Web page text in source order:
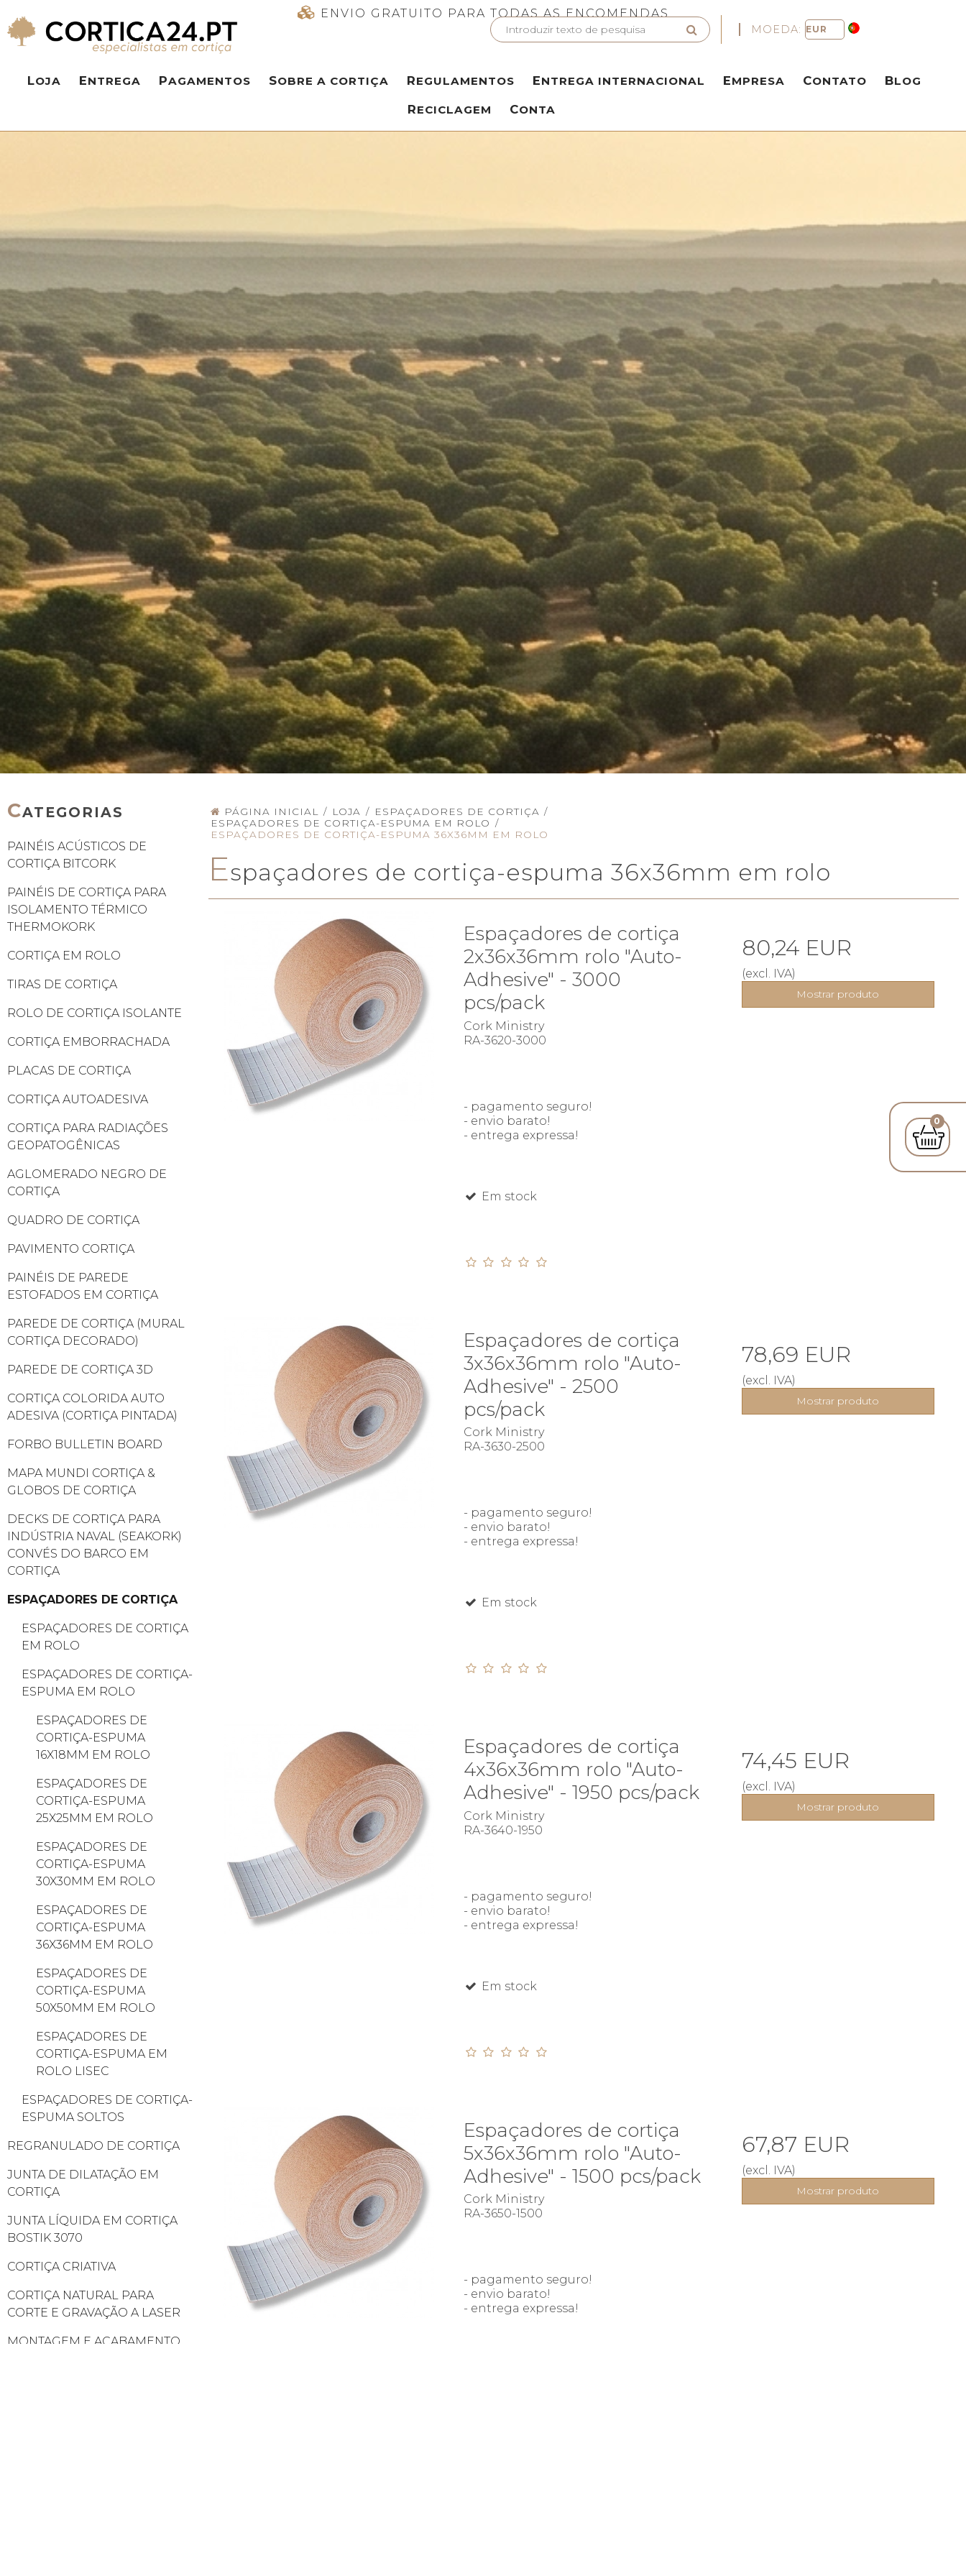
ENVIO GRATUITO PARA TODAS AS ENCOMENDAS
0
MOEDA:
LOJA ENTREGA PAGAMENTOS SOBRE A CORTIÇA REGULAMENTOS ENTREGA INTERNACIONAL EMPRESA CONTATO BLOG
RECICLAGEM CONTA
CATEGORIAS
PAINÉIS ACÚSTICOS DE
CORTIÇA BITCORK
PAINÉIS DE CORTIÇA PARA
ISOLAMENTO TÉRMICO
THERMOKORK
CORTIÇA EM ROLO
TIRAS DE CORTIÇA
ROLO DE CORTIÇA ISOLANTE
CORTIÇA EMBORRACHADA
PLACAS DE CORTIÇA
CORTIÇA AUTOADESIVA
CORTIÇA PARA RADIAÇÕES
GEOPATOGÊNICAS
AGLOMERADO NEGRO DE
CORTIÇA
QUADRO DE CORTIÇA
PAVIMENTO CORTIÇA
PAINÉIS DE PAREDE
ESTOFADOS EM CORTIÇA
PAREDE DE CORTIÇA (MURAL
CORTIÇA DECORADO)
PAREDE DE CORTIÇA 3D
CORTIÇA COLORIDA AUTO
ADESIVA (CORTIÇA PINTADA)
FORBO BULLETIN BOARD
MAPA MUNDI CORTIÇA &
GLOBOS DE CORTIÇA
DECKS DE CORTIÇA PARA
INDÚSTRIA NAVAL (SEAKORK)
CONVÉS DO BARCO EM
CORTIÇA
ESPAÇADORES DE CORTIÇA
ESPAÇADORES DE CORTIÇA
EM ROLO
ESPAÇADORES DE CORTIÇA-
ESPUMA EM ROLO
ESPAÇADORES DE
CORTIÇA-ESPUMA
16X18MM EM ROLO
ESPAÇADORES DE
CORTIÇA-ESPUMA
25X25MM EM ROLO
ESPAÇADORES DE
CORTIÇA-ESPUMA
30X30MM EM ROLO
ESPAÇADORES DE
CORTIÇA-ESPUMA
36X36MM EM ROLO
ESPAÇADORES DE
CORTIÇA-ESPUMA
50X50MM EM ROLO
ESPAÇADORES DE
CORTIÇA-ESPUMA EM
ROLO LISEC
ESPAÇADORES DE CORTIÇA-
ESPUMA SOLTOS
REGRANULADO DE CORTIÇA
JUNTA DE DILATAÇÃO EM
CORTIÇA
JUNTA LÍQUIDA EM CORTIÇA
BOSTIK 3070
CORTIÇA CRIATIVA
CORTIÇA NATURAL PARA
CORTE E GRAVAÇÃO A LASER
MONTAGEM E ACABAMENTO
PÁGINA INICIAL / LOJA / ESPAÇADORES DE CORTIÇA /
ESPAÇADORES DE CORTIÇA-ESPUMA EM ROLO /
ESPAÇADORES DE CORTIÇA-ESPUMA 36X36MM EM ROLO
Espaçadores de cortiça-espuma 36x36mm em rolo
Espaçadores de cortiça
2x36x36mm rolo "Auto-
Adhesive" - 3000
pcs/pack
Cork Ministry
RA-3620-3000
- pagamento seguro!
- envio barato!
- entrega expressa!
Em stock
80,24 EUR
(excl. IVA)
Mostrar produto
Espaçadores de cortiça
3x36x36mm rolo "Auto-
Adhesive" - 2500
pcs/pack
Cork Ministry
RA-3630-2500
- pagamento seguro!
- envio barato!
- entrega expressa!
Em stock
78,69 EUR
(excl. IVA)
Mostrar produto
Espaçadores de cortiça
4x36x36mm rolo "Auto-
Adhesive" - 1950 pcs/pack
Cork Ministry
RA-3640-1950
- pagamento seguro!
- envio barato!
- entrega expressa!
Em stock
74,45 EUR
(excl. IVA)
Mostrar produto
Espaçadores de cortiça
5x36x36mm rolo "Auto-
Adhesive" - 1500 pcs/pack
Cork Ministry
RA-3650-1500
- pagamento seguro!
- envio barato!
- entrega expressa!
67,87 EUR
(excl. IVA)
Mostrar produto